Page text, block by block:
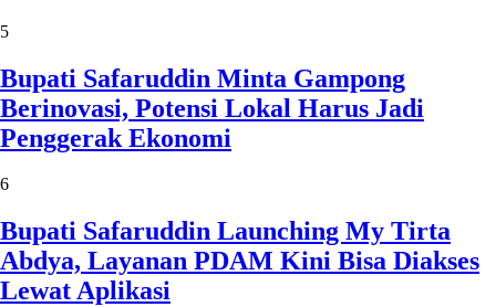
5
Bupati Safaruddin Minta Gampong
Berinovasi, Potensi Lokal Harus Jadi
Penggerak Ekonomi
6
Bupati Safaruddin Launching My Tirta
Abdya, Layanan PDAM Kini Bisa Diakses
Lewat Aplikasi